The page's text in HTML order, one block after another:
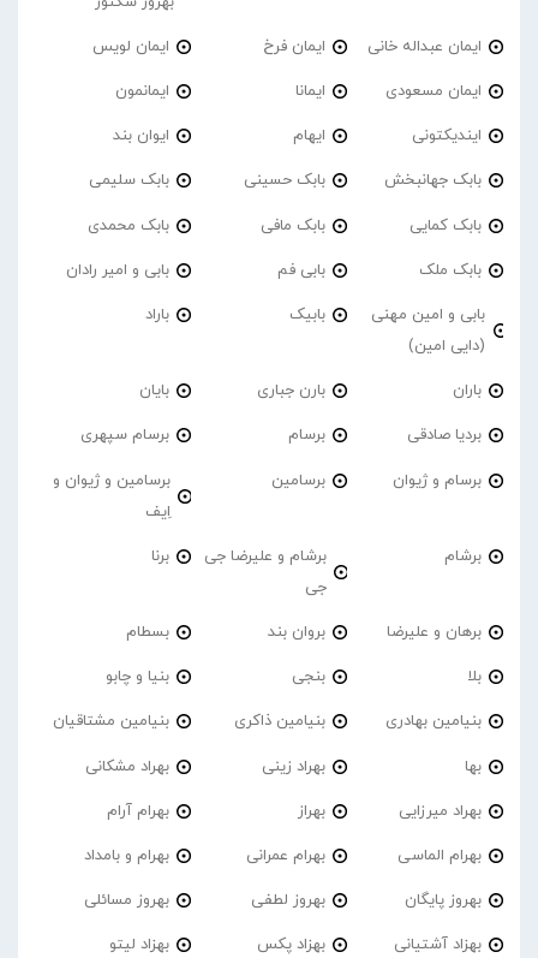
ایمان عبداله خانی ایمان فرخ ایمان لویس
ایمان مسعودی ایمانا ایمانمون
ایندیکتونی ایهام ایوان بند
بابک جهانبخش بابک حسینی بابک سلیمی
بابک کمایی بابک مافی بابک محمدی
بابک ملک بابی فم بابی و امیر رادان
بابی و امین مهنی
(دایی امین)
بابیک باراد
باران بارن جباری بایان
بردیا صادقی برسام برسام سپهری
برسام و ژیوان برسامین
برسامین و ژیوان و
اِیف
برشام
برشام و علیرضا جی
جی
برنا
برهان و علیرضا بروان بند بسطام
بلا بنجی بنیا و چابو
بنیامین بهادری بنیامین ذاکری بنیامین مشتاقیان
بها بهراد زینی بهراد مشکانی
بهراد میرزایی بهراز بهرام آرام
بهرام الماسی بهرام عمرانی بهرام و بامداد
بهروز پایگان بهروز لطفی بهروز مسائلی
بهزاد آشتیانی بهزاد پکس بهزاد لیتو